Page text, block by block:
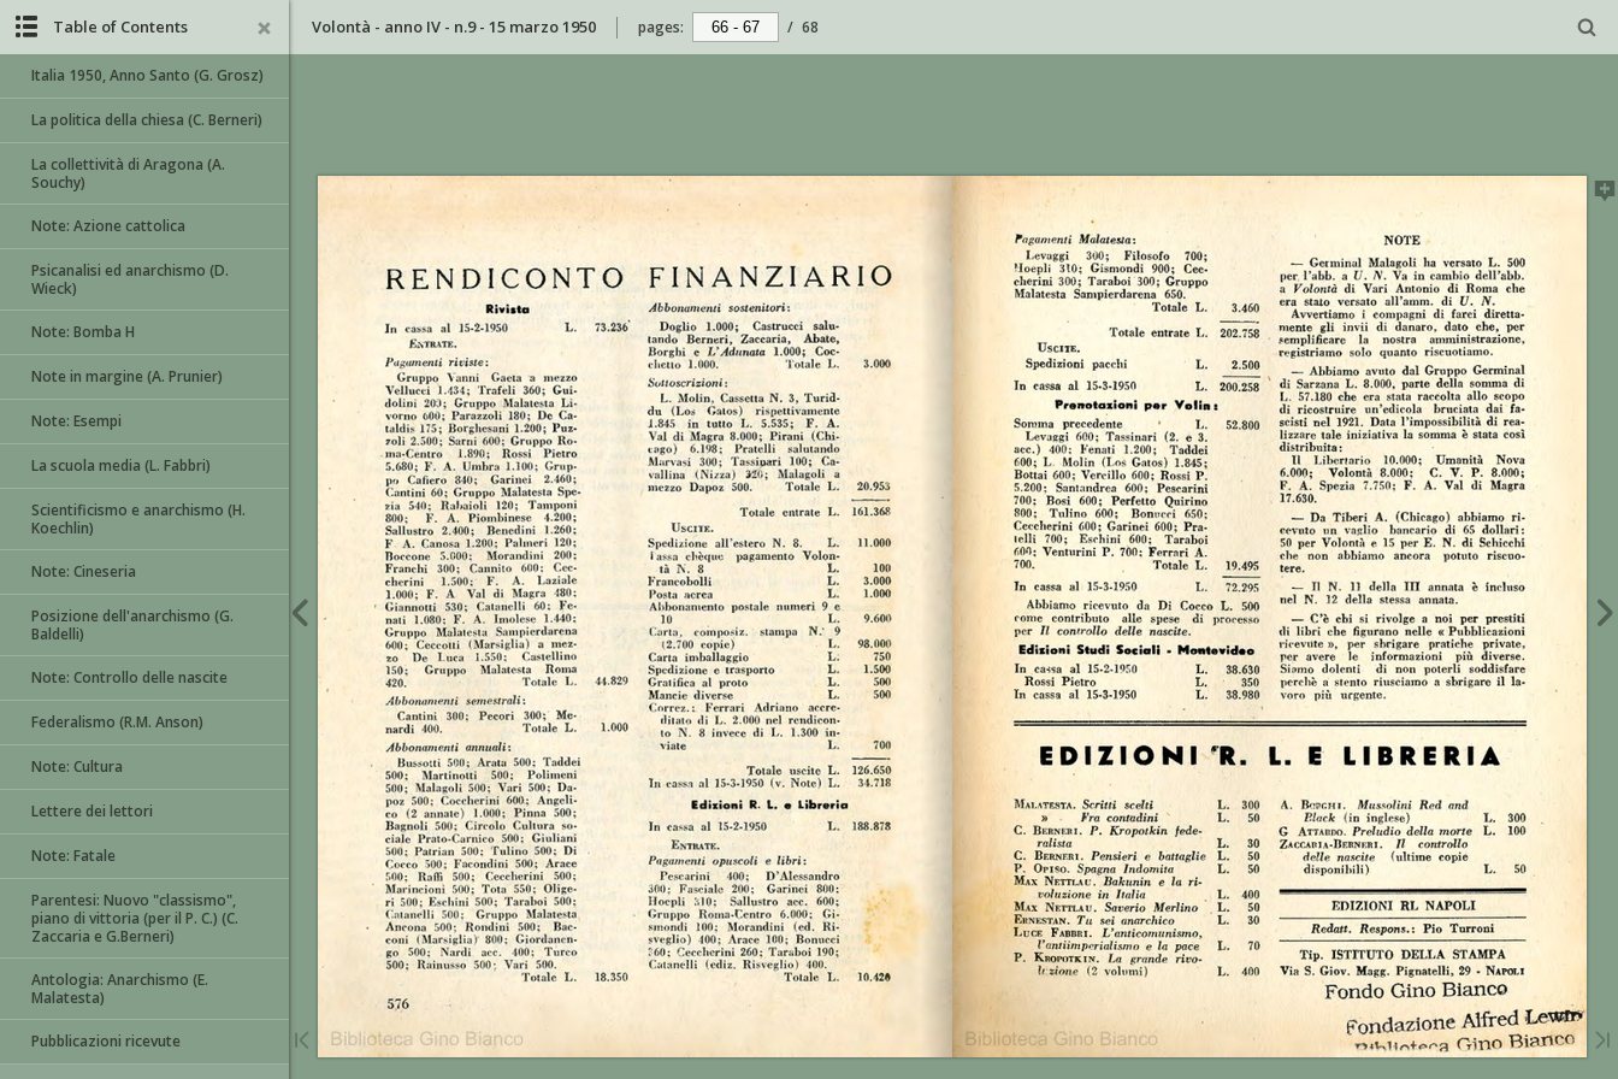
Volontà - anno IV - n.9 - 15 marzo 1950 pages: / 68
Table of Contents
Italia 1950, Anno Santo (G. Grosz)
La politica della chiesa (C. Berneri)
La collettività di Aragona (A.
Souchy)
Note: Azione cattolica
Psicanalisi ed anarchismo (D.
Wieck)
Note: Bomba H
Note in margine (A. Prunier)
Note: Esempi
La scuola media (L. Fabbri)
Scientificismo e anarchismo (H.
Koechlin)
Note: Cineseria
Posizione dell'anarchismo (G.
Baldelli)
Note: Controllo delle nascite
Federalismo (R.M. Anson)
Note: Cultura
Lettere dei lettori
Note: Fatale
Parentesi: Nuovo "classismo",
piano di vittoria (per il P. C.) (C.
Zaccaria e G.Berneri)
Antologia: Anarchismo (E.
Malatesta)
Pubblicazioni ricevute